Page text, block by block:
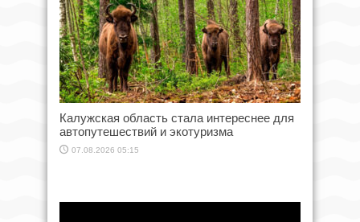
Калужская область стала интереснее для
автопутешествий и экотуризма
07.08.2026 05:15